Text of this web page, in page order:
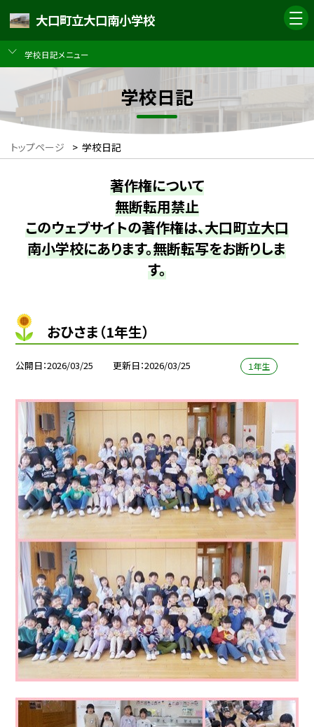
大口町立大口南小学校
学校日記メニュー
学校日記
トップページ > 学校日記
著作権について
無断転用禁止
このウェブサイトの著作権は、大口町立大口
南小学校にあります。無断転写をお断りしま
す。
おひさま（1年生）
公開日 2026/03/25 更新日 2026/03/25 １年生